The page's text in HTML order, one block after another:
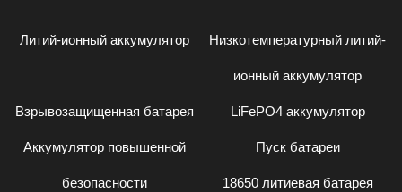
Литий-ионный аккумулятор Низкотемпературный литий-
ионный аккумулятор
Взрывозащищенная батарея LiFePO4 аккумулятор
Аккумулятор повышенной
безопасности
Пуск батареи
18650 литиевая батарея